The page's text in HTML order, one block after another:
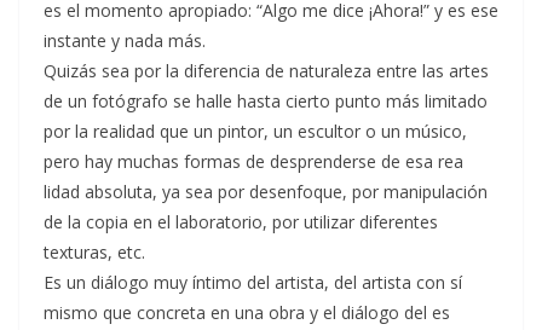
es el momento apropiado: “Algo me dice ¡Ahora!” y es ese
instante y nada más.
Quizás sea por la diferencia de naturaleza entre las artes
de un fotógrafo se halle hasta cierto punto más limitado
por la realidad que un pintor, un escultor o un músico,
pero hay muchas formas de desprenderse de esa rea
lidad absoluta, ya sea por desenfoque, por manipulación
de la copia en el laboratorio, por utilizar diferentes
texturas, etc.
Es un diálogo muy íntimo del artista, del artista con sí
mismo que concreta en una obra y el diálogo del es